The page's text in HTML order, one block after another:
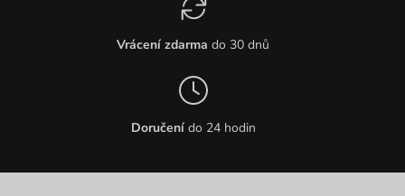
Vrácení zdarma do 30 dnů
Doručení do 24 hodin